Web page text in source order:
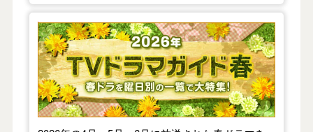
【2026年春】TVドラマガイド